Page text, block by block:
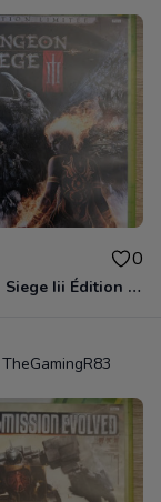
0
Dungeon Siege Iii Édition Limitée - Vf Intégrale Xbox 360
TheGamingR83